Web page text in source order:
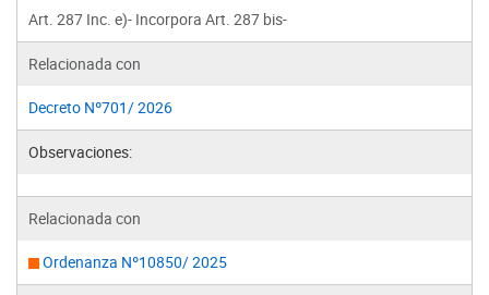
Art. 287 Inc. e)- Incorpora Art. 287 bis-
Relacionada con
Decreto Nº701/ 2026
Observaciones:
Relacionada con
Ordenanza Nº10850/ 2025